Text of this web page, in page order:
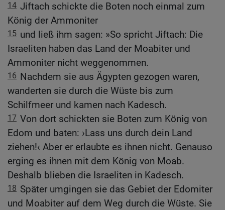
14 Jiftach schickte die Boten noch einmal zum
König der Ammoniter
15 und ließ ihm sagen: »So spricht Jiftach: Die
Israeliten haben das Land der Moabiter und
Ammoniter nicht weggenommen.
16 Nachdem sie aus Ägypten gezogen waren,
wanderten sie durch die Wüste bis zum
Schilfmeer und kamen nach Kadesch.
17 Von dort schickten sie Boten zum König von
Edom und baten: ›Lass uns durch dein Land
ziehen!‹ Aber er erlaubte es ihnen nicht. Genauso
erging es ihnen mit dem König von Moab.
Deshalb blieben die Israeliten in Kadesch.
18 Später umgingen sie das Gebiet der Edomiter
und Moabiter auf dem Weg durch die Wüste. Sie